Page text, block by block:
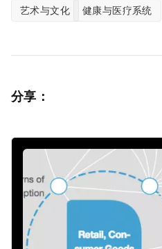
艺术与文化 健康与医疗系统
分享：